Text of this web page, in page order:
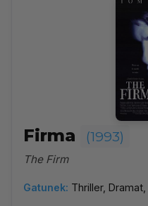
Firma (1993)
The Firm
Gatunek: Thriller,